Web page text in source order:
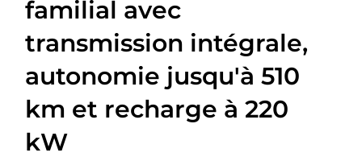
familial avec
transmission intégrale,
autonomie jusqu'à 510
km et recharge à 220
kW